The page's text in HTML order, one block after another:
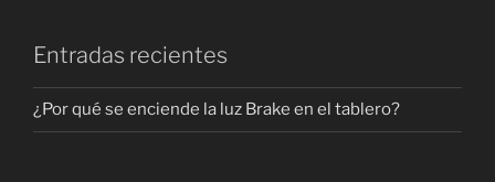
Entradas recientes
¿Por qué se enciende la luz Brake en el tablero?